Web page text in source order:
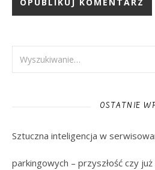
OSTATNIE
Sztuczna inteligencja w
parkingowych – przyszłość czy